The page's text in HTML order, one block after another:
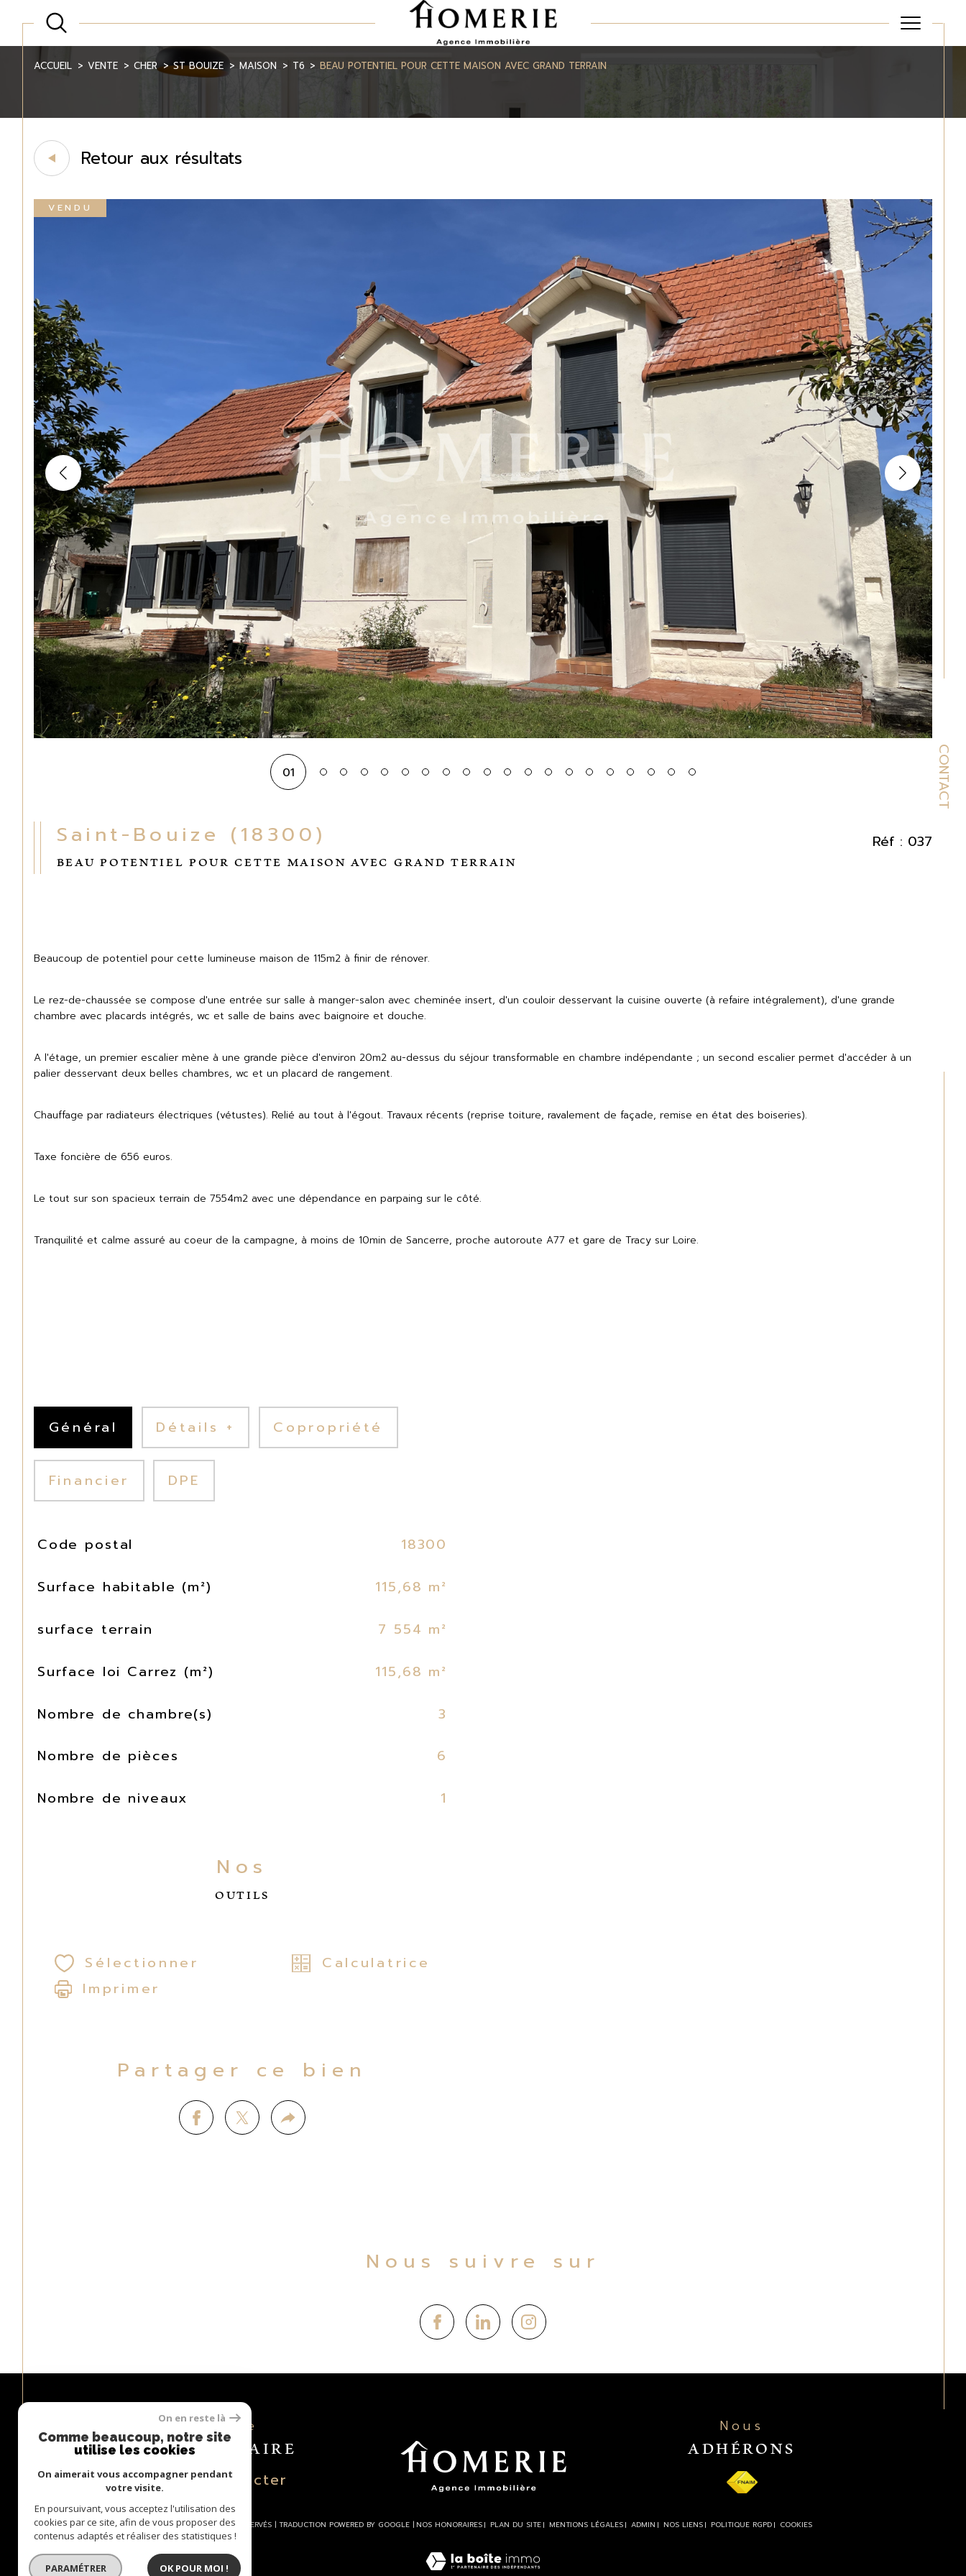
CONTACT
ACCUEIL VENTE CHER ST BOUIZE MAISON T6 BEAU POTENTIEL POUR CETTE MAISON AVEC GRAND TERRAIN
Retour aux résultats
VENDU
01
Saint-Bouize (18300)
BEAU POTENTIEL POUR CETTE MAISON AVEC GRAND TERRAIN
Réf : 037
Beaucoup de potentiel pour cette lumineuse maison de 115m2 à finir de rénover.
Le rez-de-chaussée se compose d'une entrée sur salle à manger-salon avec cheminée insert, d'un couloir desservant la cuisine ouverte (à refaire intégralement), d'une grande
chambre avec placards intégrés, wc et salle de bains avec baignoire et douche.
A l'étage, un premier escalier mène à une grande pièce d'environ 20m2 au-dessus du séjour transformable en chambre indépendante ; un second escalier permet d'accéder à un
palier desservant deux belles chambres, wc et un placard de rangement.
Chauffage par radiateurs électriques (vétustes). Relié au tout à l'égout. Travaux récents (reprise toiture, ravalement de façade, remise en état des boiseries).
Taxe foncière de 656 euros.
Le tout sur son spacieux terrain de 7554m2 avec une dépendance en parpaing sur le côté.
Tranquilité et calme assuré au coeur de la campagne, à moins de 10min de Sancerre, proche autoroute A77 et gare de Tracy sur Loire.
Général Détails + Copropriété
Financier DPE
TRAD_SIROCCO_Caracteristique
Code postal 18300
Surface habitable (m²) 115,68 m²
surface terrain 7 554 m²
Surface loi Carrez (m²) 115,68 m²
Nombre de chambre(s) 3
Nombre de pièces 6
Nombre de niveaux 1
Nos
OUTILS
Sélectionner
Calculatrice
Imprimer
Partager ce bien
Nous suivre sur
Espace
PROPRIÉTAIRE
se connecter
Nous
ADHÉRONS
© 2026 | TOUS DROITS RÉSERVÉS | TRADUCTION POWERED BY GOOGLE | NOS HONORAIRES PLAN DU SITE MENTIONS LÉGALES ADMIN NOS LIENS POLITIQUE RGPD COOKIES
On en reste là
Comme beaucoup, notre site
utilise les cookies
On aimerait vous accompagner pendant
votre visite.
En poursuivant, vous acceptez l'utilisation des
cookies par ce site, afin de vous proposer des
contenus adaptés et réaliser des statistiques !
PARAMÉTRER OK POUR MOI !